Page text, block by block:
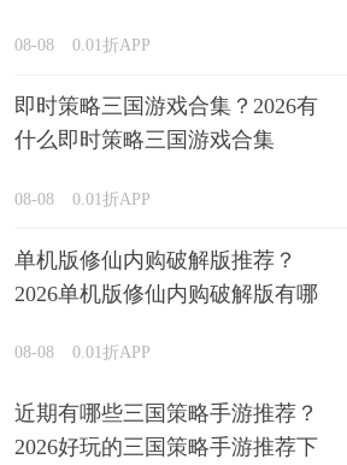
08-08 0.01折APP
即时策略三国游戏合集？2026有
什么即时策略三国游戏合集
08-08 0.01折APP
单机版修仙内购破解版推荐？
2026单机版修仙内购破解版有哪
08-08 0.01折APP
近期有哪些三国策略手游推荐？
2026好玩的三国策略手游推荐下